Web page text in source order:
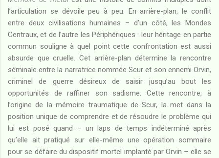
l’articulation se dévoile peu à peu. En arrière-plan, le conflit
entre deux civilisations humaines – d’un côté, les Mondes
Centraux, et de l’autre les Périphériques : leur héritage en partie
commun souligne à quel point cette confrontation est aussi
absurde que cruelle. Cet arrière-plan détermine la rencontre
séminale entre la narratrice nommée Scur et son ennemi Orvin,
criminel de guerre désireux de saisir jusqu’au bout les
opportunités de raffiner son sadisme. Cette rencontre, à
l’origine de la mémoire traumatique de Scur, la met dans la
position unique de comprendre et de résoudre le problème qui
lui est posé quand – un laps de temps indéterminé après
qu’elle ait pratiqué sur elle-même une opération sommaire
pour se défaire du dispositif mortel implanté par Orvin – elle se